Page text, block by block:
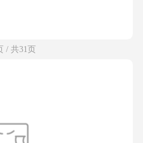
/ 共31页